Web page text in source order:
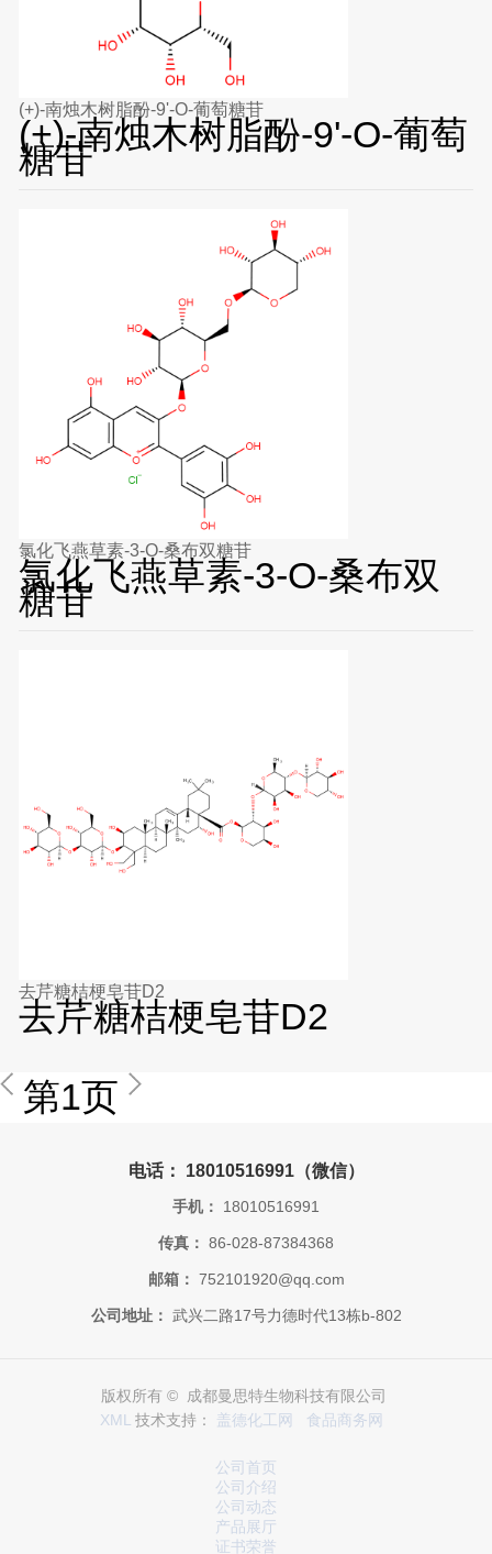
(+)-南烛木树脂酚-9'-O-葡萄糖苷
(+)-南烛木树脂酚-9'-O-葡萄
糖苷
氯化飞燕草素-3-O-桑布双糖苷
氯化飞燕草素-3-O-桑布双
糖苷
去芹糖桔梗皂苷D2
去芹糖桔梗皂苷D2
第1页
电话： 18010516991（微信）
手机： 18010516991
传真： 86-028-87384368
邮箱： 752101920@qq.com
公司地址： 武兴二路17号力德时代13栋b-802
版权所有 © 成都曼思特生物科技有限公司
XML 技术支持： 盖德化工网 食品商务网
公司首页
公司介绍
公司动态
产品展厅
证书荣誉